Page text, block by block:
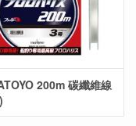
200m 碳纖維線